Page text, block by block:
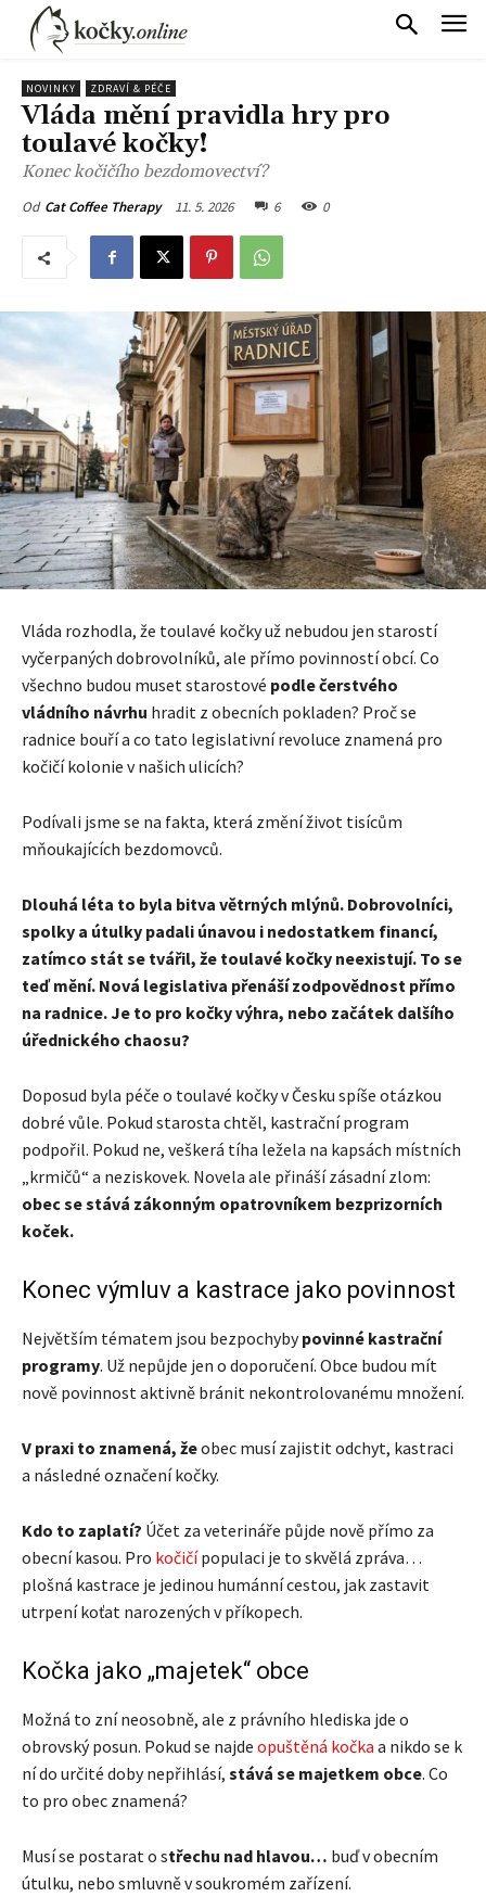
NOVINKY ZDRAVÍ & PÉČE
Vláda mění pravidla hry pro
toulavé kočky!
Konec kočičího bezdomovectví?
Od Cat Coffee Therapy 11. 5. 2026 6 0
Vláda rozhodla, že toulavé kočky už nebudou jen starostí
vyčerpaných dobrovolníků, ale přímo povinností obcí. Co
všechno budou muset starostové podle čerstvého
vládního návrhu hradit z obecních pokladen? Proč se
radnice bouří a co tato legislativní revoluce znamená pro
kočičí kolonie v našich ulicích?
Podívali jsme se na fakta, která změní život tisícům
mňoukajících bezdomovců.
Dlouhá léta to byla bitva větrných mlýnů. Dobrovolníci,
spolky a útulky padali únavou i nedostatkem financí,
zatímco stát se tvářil, že toulavé kočky neexistují. To se
teď mění. Nová legislativa přenáší zodpovědnost přímo
na radnice. Je to pro kočky výhra, nebo začátek dalšího
úřednického chaosu?
Doposud byla péče o toulavé kočky v Česku spíše otázkou
dobré vůle. Pokud starosta chtěl, kastrační program
podpořil. Pokud ne, veškerá tíha ležela na kapsách místních
„krmičů“ a neziskovek. Novela ale přináší zásadní zlom:
obec se stává zákonným opatrovníkem bezprizorních
koček.
Konec výmluv a kastrace jako povinnost
Největším tématem jsou bezpochybypovinné kastrační
programy. Už nepůjde jen o doporučení. Obce budou mít
nově povinnost aktivně bránit nekontrolovanému množení.
V praxi to znamená, žeobec musí zajistit odchyt, kastraci
a následné označení kočky.
Kdo to zaplatí? Účet za veterináře půjde nově přímo za
obecní kasou. Pro kočičípopulaci je to skvělá zpráva…
plošná kastrace je jedinou humánní cestou, jak zastavit
utrpení koťat narozených v příkopech.
Kočka jako „majetek“ obce
Možná to zní neosobně, ale z právního hlediska jde o
obrovský posun. Pokud se najde opuštěná kočka a nikdo se k
ní do určité doby nepřihlásí, stává se majetkem obce. Co
to pro obec znamená?
Musí se postarat o střechu nad hlavou… buď v obecním
útulku, nebo smluvně v soukromém zařízení.